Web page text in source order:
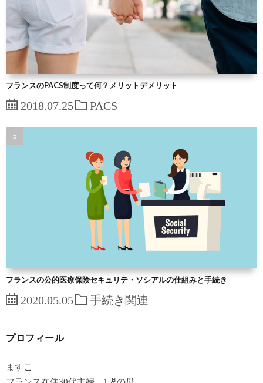
フランスのPACS制度って何？メリットデメリット
2018.07.25 PACS
フランスの公的医療保険セキュリテ・ソシアルの仕組みと手続き
2020.05.05 手続き関連
プロフィール
ますこ